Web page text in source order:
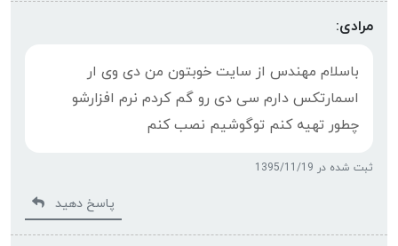
مرادی:
باسلام مهندس از سایت خوبتون من دی وی ار
اسمارتکس دارم سی دی رو گم کردم نرم افزارشو
چطور تهیه کنم توگوشیم نصب کنم
ثبت شده در 1395/11/19
پاسخ دهید